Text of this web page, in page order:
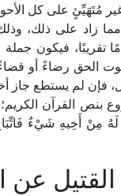
مُتَهَيِّئٍ على كل
مما زاد على ذلك،
الحق رضاءً أو
فإن لم يستطع جاز
مِنْ أَخِيهِ شَيْءٌ
عن